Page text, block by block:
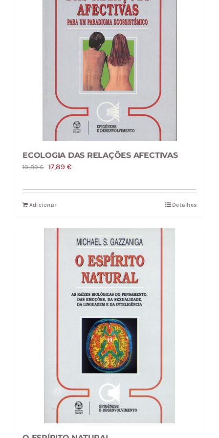
ECOLOGIA DAS RELAÇÕES AFECTIVAS
19,89€
O
original
era:
17,89€O
atual
Adicionar Detalhes